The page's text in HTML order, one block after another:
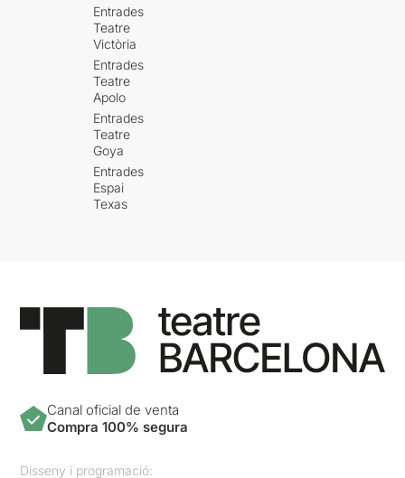
Entrades
Teatre
Victòria
Entrades
Teatre
Apolo
Entrades
Teatre
Goya
Entrades
Espai
Texas
Canal oficial de venta
Compra 100% segura
Disseny i programació: